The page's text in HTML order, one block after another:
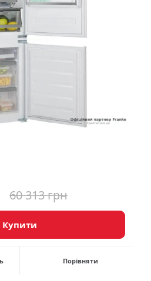
60 313 грн
Купити
Порівняти